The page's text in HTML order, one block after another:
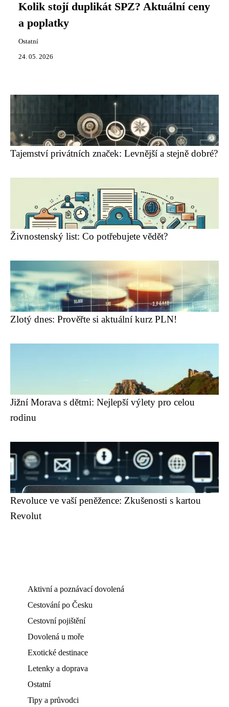
Kolik stojí duplikát SPZ? Aktuální ceny
a poplatky
Ostatní
24. 05. 2026
Tajemství privátních značek: Levnější a stejně dobré?
Živnostenský list: Co potřebujete vědět?
Zlotý dnes: Prověřte si aktuální kurz PLN!
Jižní Morava s dětmi: Nejlepší výlety pro celou
rodinu
Revoluce ve vaší peněžence: Zkušenosti s kartou
Revolut
Aktivní a poznávací dovolená
Cestování po Česku
Cestovní pojištění
Dovolená u moře
Exotické destinace
Letenky a doprava
Ostatní
Tipy a průvodci